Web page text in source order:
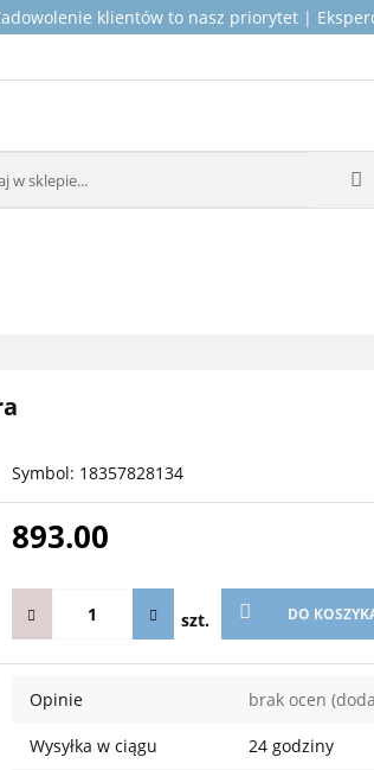
klientów to nasz priorytet |
KAMPERÓW MONTAŻ I SERWIS
Symbol: 18357828134
893.00
szt. DO
Opinie brak ocen
Wysyłka w ciągu 24 godziny